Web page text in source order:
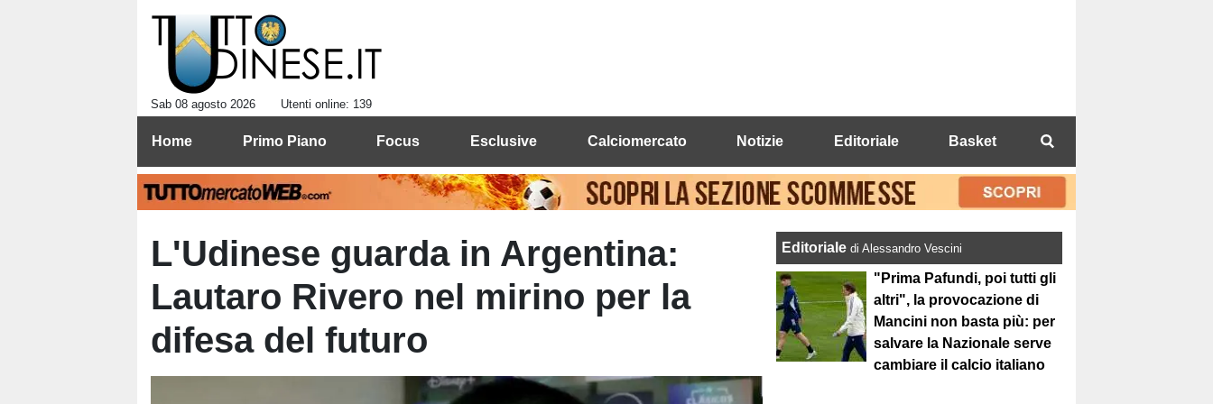
Sab 08 agosto 2026 Utenti online: 139
Home Primo Piano Focus Esclusive Calciomercato Notizie Editoriale Basket
L'Udinese guarda in Argentina:
Lautaro Rivero nel mirino per la
difesa del futuro
Editorialedi Alessandro Vescini
"Prima Pafundi, poi tutti gli
altri", la provocazione di
Mancini non basta più: per
salvare la Nazionale serve
cambiare il calcio italiano